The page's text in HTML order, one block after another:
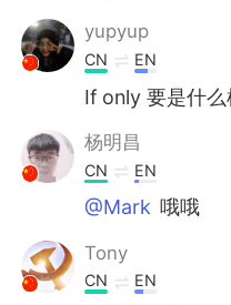
yupyup
CN EN
If only 要是什
杨明昌
CN EN
@Mark 哦哦
Tony
CN EN